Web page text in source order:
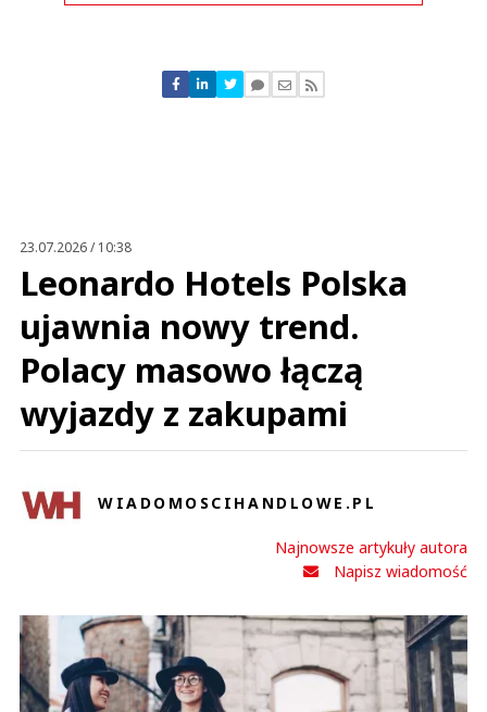
Nie znaleziono komentarzy
Zostaw swoje komentarze
23.07.2026 / 10:38
Leonardo Hotels Polska
ujawnia nowy trend.
Polacy masowo łączą
wyjazdy z zakupami
WIADOMOSCIHANDLOWE.PL
Najnowsze artykuły autora
Napisz wiadomość